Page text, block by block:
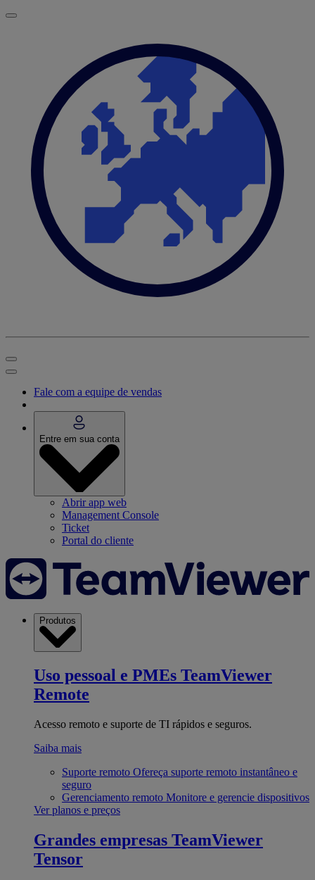
Fale com a equipe de vendas
Entre em sua conta
Abrir app web
Management Console
Ticket
Portal do cliente
Produtos
Uso pessoal e PMEs TeamViewer
Remote
Acesso remoto e suporte de TI rápidos e seguros.
Saiba mais
Suporte remoto Ofereça suporte remoto instantâneo e
seguro
Gerenciamento remoto Monitore e gerencie dispositivos
Ver planos e preços
Grandes empresas TeamViewer
Tensor